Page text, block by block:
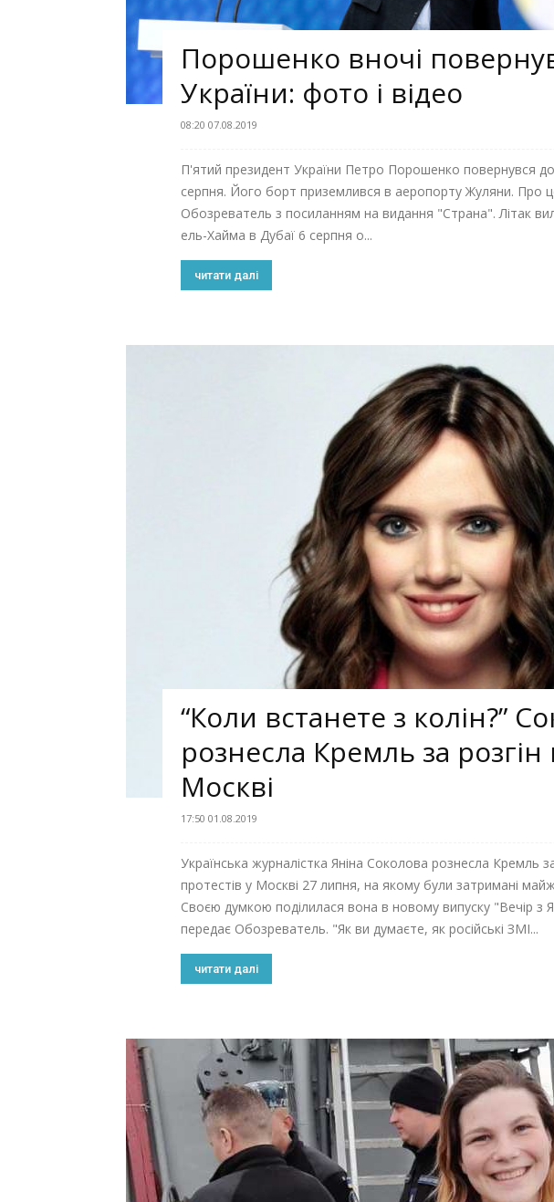
Порошенко вночі
України: фото і відео
08:20 07.08.2019
П'ятий президент України Петро Порошенко повернувся
серпня. Його борт приземлився в аеропорту Жуляни. Про
Обозреватель з посиланням на видання "Страна". Літак
ель-Хайма в Дубаї 6 серпня о...
читати далі
“Коли встанете з колін?”
рознесла Кремль за розгін
Москві
17:50 01.08.2019
Українська журналістка Яніна Соколова рознесла Кремль
протестів у Москві 27 липня, на якому були затримані
Своєю думкою поділилася вона в новому випуску "Вечір з
передає Обозреватель. "Як ви думаєте, як російські ЗМІ...
читати далі